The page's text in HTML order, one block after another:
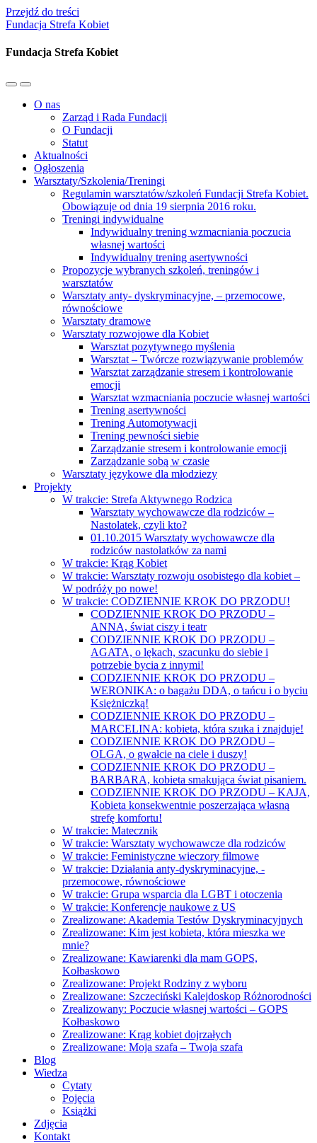
Przejdź do treści
Fundacja Strefa Kobiet
Fundacja Strefa Kobiet
Przełącz
mobilne
Przełącz
pole
wyszukiwania
O nas
Zarząd i Rada Fundacji
O Fundacji
Statut
Aktualności
Ogłoszenia
Warsztaty/Szkolenia/Treningi
Regulamin warsztatów/szkoleń Fundacji Strefa Kobiet.
Obowiązuje od dnia 19 sierpnia 2016 roku.
Treningi indywidualne
Indywidualny trening wzmacniania poczucia
własnej wartości
Indywidualny trening asertywności
Propozycje wybranych szkoleń, treningów i
warsztatów
Warsztaty anty- dyskryminacyjne, – przemocowe,
równościowe
Warsztaty dramowe
Warsztaty rozwojowe dla Kobiet
Warsztat pozytywnego myślenia
Warsztat – Twórcze rozwiązywanie problemów
Warsztat zarządzanie stresem i kontrolowanie
emocji
Warsztat wzmacniania poczucie własnej wartości
Trening asertywności
Trening Automotywacji
Trening pewności siebie
Zarządzanie stresem i kontrolowanie emocji
Zarządzanie sobą w czasie
Warsztaty językowe dla młodziezy
Projekty
W trakcie: Strefa Aktywnego Rodzica
Warsztaty wychowawcze dla rodziców –
Nastolatek, czyli kto?
01.10.2015 Warsztaty wychowawcze dla
rodziców nastolatków za nami
W trakcie: Krąg Kobiet
W trakcie: Warsztaty rozwoju osobistego dla kobiet –
W podróży po nowe!
W trakcie: CODZIENNIE KROK DO PRZODU!
CODZIENNIE KROK DO PRZODU –
ANNA, świat ciszy i teatr
CODZIENNIE KROK DO PRZODU –
AGATA, o lękach, szacunku do siebie i
potrzebie bycia z innymi!
CODZIENNIE KROK DO PRZODU –
WERONIKA: o bagażu DDA, o tańcu i o byciu
Księżniczką!
CODZIENNIE KROK DO PRZODU –
MARCELINA: kobieta, która szuka i znajduje!
CODZIENNIE KROK DO PRZODU –
OLGA, o gwałcie na ciele i duszy!
CODZIENNIE KROK DO PRZODU –
BARBARA, kobieta smakująca świat pisaniem.
CODZIENNIE KROK DO PRZODU – KAJA,
Kobieta konsekwentnie poszerzająca własną
strefę komfortu!
W trakcie: Matecznik
W trakcie: Warsztaty wychowawcze dla rodziców
W trakcie: Feministyczne wieczory filmowe
W trakcie: Działania anty-dyskryminacyjne, -
przemocowe, równościowe
W trakcie: Grupa wsparcia dla LGBT i otoczenia
W trakcie: Konferencje naukowe z US
Zrealizowane: Akademia Testów Dyskryminacyjnych
Zrealizowane: Kim jest kobieta, która mieszka we
mnie?
Zrealizowane: Kawiarenki dla mam GOPS,
Kołbaskowo
Zrealizowane: Projekt Rodziny z wyboru
Zrealizowane: Szczeciński Kalejdoskop Różnorodności
Zrealizowany: Poczucie własnej wartości – GOPS
Kołbaskowo
Zrealizowane: Krąg kobiet dojrzałych
Zrealizowane: Moja szafa – Twoja szafa
Blog
Wiedza
Cytaty
Pojęcia
Książki
Zdjęcia
Kontakt